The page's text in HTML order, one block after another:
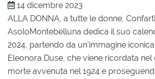
14 dicembre 2023
ALLA DONNA, a tutte le donne,
AsoloMontebelluna dedica il suo
2024, partendo da un’immagine
Eleonora Duse, che viene ricordata
morte avvenuta nel 1924 e